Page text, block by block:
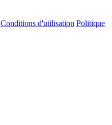
Conditions d'utilisation Politique